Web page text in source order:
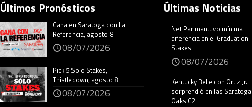
Últimos Pronósticos
Gana en Saratoga con La
Referencia, agosto 8
08/07/2026
Pick 5 Solo Stakes,
Thistledown, agosto 8
08/07/2026
Últimas Noticias
Net Par mantuvo mínima
diferencia en el Graduation
Stakes
08/07/2026
Kentucky Belle con Ortiz Jr.
sorprendió en las Saratoga
Oaks G2